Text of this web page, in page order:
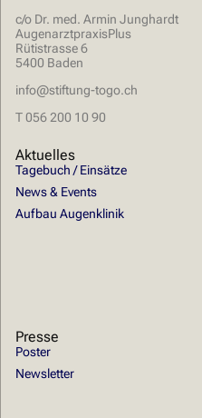
c/o Dr. med. Armin Junghardt
AugenarztpraxisPlus
Rütistrasse 6
5400 Baden
​info@stiftung-togo.ch
T 056 200 10 90
Aktuelles
Tagebuch / Einsätze
News & Events
Aufbau Augenklinik
Presse
Poster
Newsletter